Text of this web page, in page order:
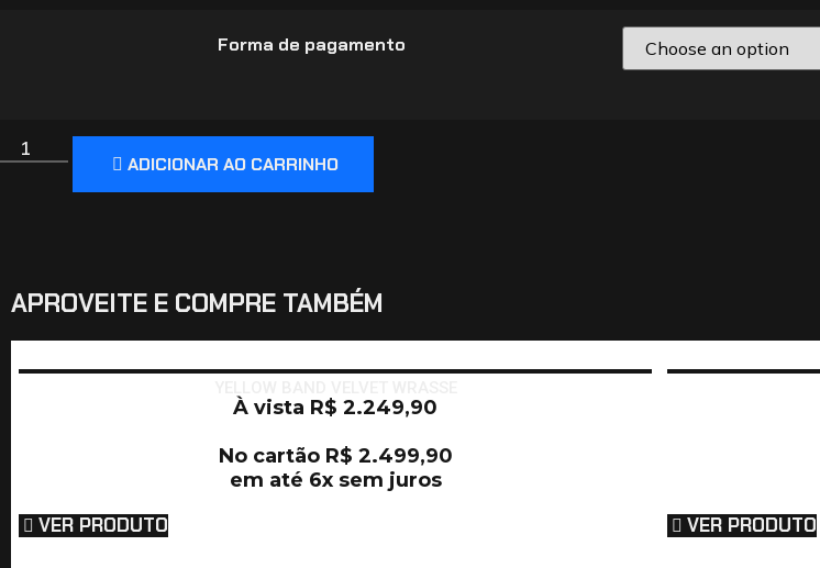
Forma de pagamento
ADICIONAR AO CARRINHO
APROVEITE E COMPRE TAMBÉM
À vista R$ 2.249,90
No cartão R$ 2.499,90
em até 6x sem juros
VER PRODUTO
VER PRODUTO